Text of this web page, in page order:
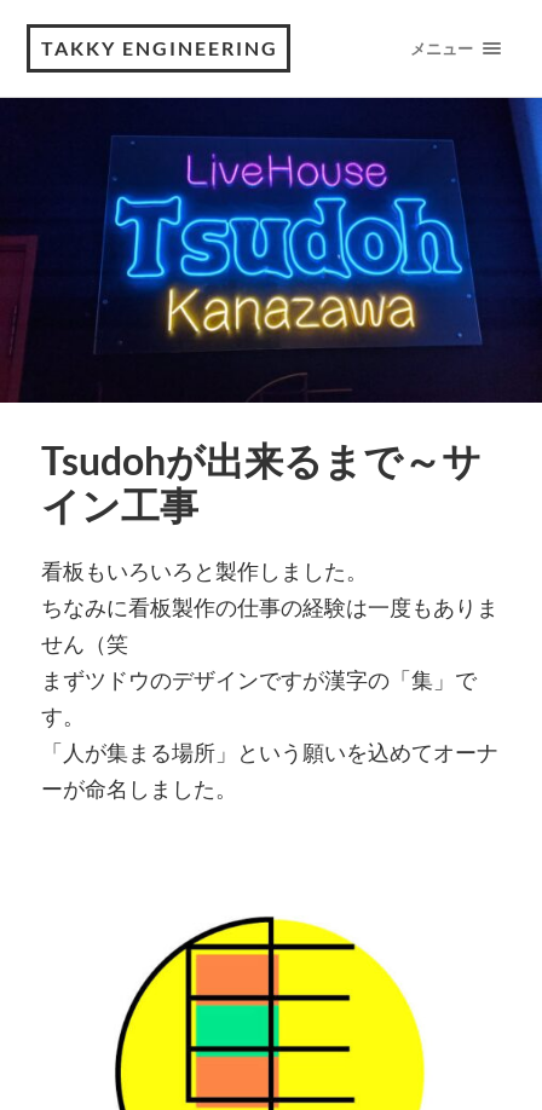
TAKKY ENGINEERING メニュー
Tsudohが出来るまで～サ
イン工事
看板もいろいろと製作しました。
ちなみに看板製作の仕事の経験は一度もありま
せん（笑
まずツドウのデザインですが漢字の「集」で
す。
「人が集まる場所」という願いを込めてオーナ
ーが命名しました。